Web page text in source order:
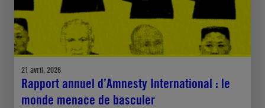
21 avril, 2026
Rapport annuel d’Amnesty International : le
monde menace de basculer